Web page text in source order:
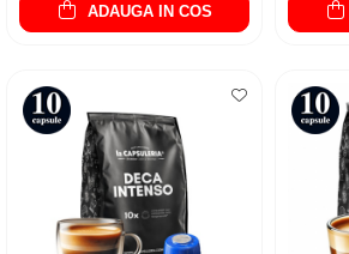
ADAUGA IN COS